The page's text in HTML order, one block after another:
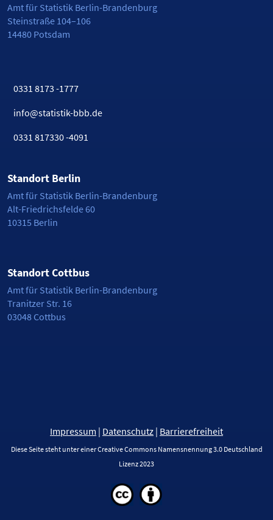
Amt für Statistik Berlin-Brandenburg
Steinstraße 104–106
14480 Potsdam
0331 8173 -1777
info@statistik-bbb.de
0331 817330 -4091
Standort Berlin
Amt für Statistik Berlin-Brandenburg
Alt-Friedrichsfelde 60
10315 Berlin
Standort Cottbus
Amt für Statistik Berlin-Brandenburg
Tranitzer Str. 16
03048 Cottbus
Impressum | Datenschutz | Barrierefreiheit
Diese Seite steht unter einer Creative Commons Namensnennung 3.0 Deutschland
Lizenz 2023